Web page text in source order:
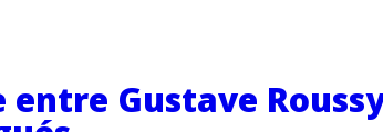
entre Gustave